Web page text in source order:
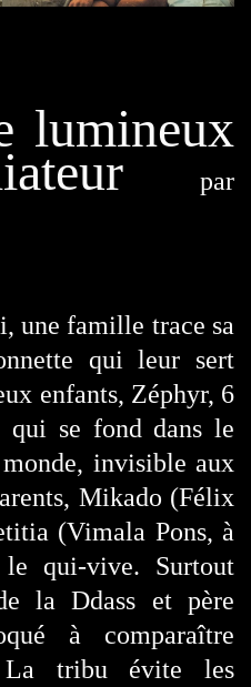
lumineux
par
une famille trace sa
qui leur sert
enfants, Zéphyr, 6
qui se fond dans le
invisible aux
Mikado (Félix
(Vimala Pons, à
qui-vive. Surtout
la Ddass et père
à comparaître
tribu évite les